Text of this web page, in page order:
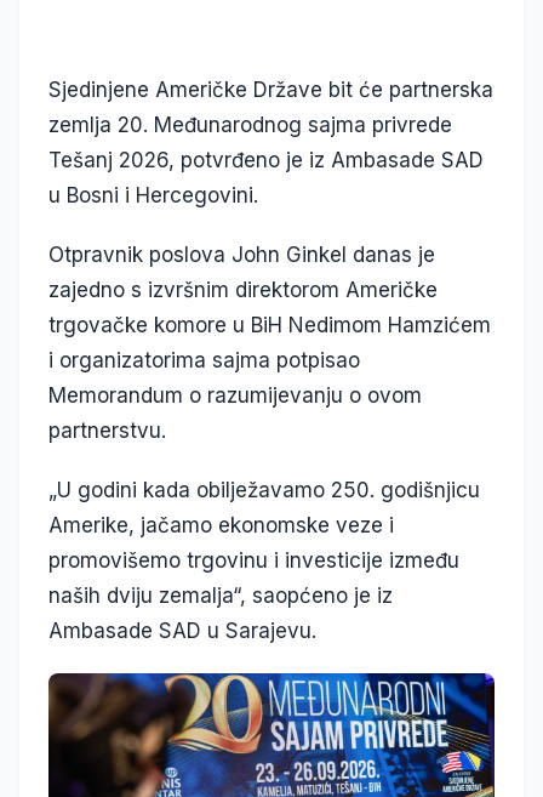
Sjedinjene Američke Države bit će partnerska
zemlja 20. Međunarodnog sajma privrede
Tešanj 2026, potvrđeno je iz Ambasade SAD
u Bosni i Hercegovini.
Otpravnik poslova John Ginkel danas je
zajedno s izvršnim direktorom Američke
trgovačke komore u BiH Nedimom Hamzićem
i organizatorima sajma potpisao
Memorandum o razumijevanju o ovom
partnerstvu.
„U godini kada obilježavamo 250. godišnjicu
Amerike, jačamo ekonomske veze i
promovišemo trgovinu i investicije između
naših dviju zemalja“, saopćeno je iz
Ambasade SAD u Sarajevu.